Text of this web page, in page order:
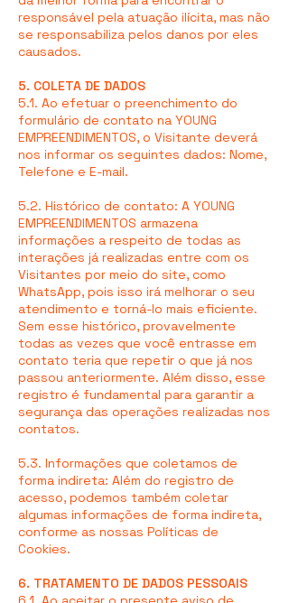
responsável pela atuação ilícita, mas não
se responsabiliza pelos danos por eles
causados.
5. COLETA DE DADOS
5.1. Ao efetuar o preenchimento do
formulário de contato na YOUNG
EMPREENDIMENTOS, o Visitante deverá
nos informar os seguintes dados: Nome,
Telefone e E-mail.
5.2. Histórico de contato: A YOUNG
EMPREENDIMENTOS armazena
informações a respeito de todas as
interações já realizadas entre com os
Visitantes por meio do site, como
WhatsApp, pois isso irá melhorar o seu
atendimento e torná-lo mais eficiente.
Sem esse histórico, provavelmente
todas as vezes que você entrasse em
contato teria que repetir o que já nos
passou anteriormente. Além disso, esse
registro é fundamental para garantir a
segurança das operações realizadas nos
contatos.
5.3. Informações que coletamos de
forma indireta: Além do registro de
acesso, podemos também coletar
algumas informações de forma indireta,
conforme as nossas Políticas de
Cookies.
6. TRATAMENTO DE DADOS PESSOAIS